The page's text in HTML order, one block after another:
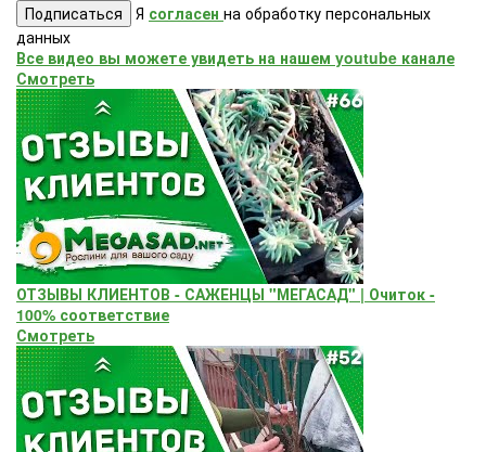
Подписаться Я согласен на обработку персональных
данных
Все видео вы можете увидеть на нашем youtube канале
Смотреть
ОТЗЫВЫ КЛИЕНТОВ - САЖЕНЦЫ "МЕГАСАД" | Очиток -
100% соответствие
Смотреть